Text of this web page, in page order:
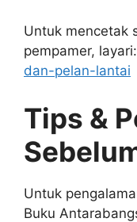
Untuk mencetak
pempamer, layari:
dan-pelan-lantai
Tips &
Untuk
Buku